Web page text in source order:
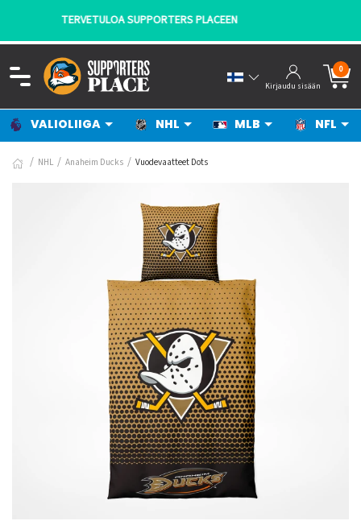
- KANNATTAJILTA KANNATTAJILLE!
Kirjaudu sisään
0
VALIOLIIGA NHL MLB NFL
NHL Anaheim Ducks Vuodevaatteet Dots